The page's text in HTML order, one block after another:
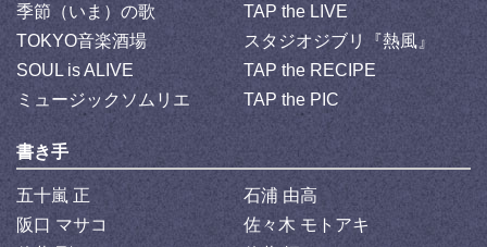
季節（いま）の歌
TAP the LIVE
TOKYO音楽酒場
スタジオジブリ『熱風』
SOUL is ALIVE
TAP the RECIPE
ミュージックソムリエ
TAP the PIC
書き手
五十嵐 正
石浦 由高
阪口 マサコ
佐々木 モトアキ